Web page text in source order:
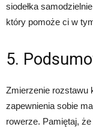
siodełka
który pomoże ci w
5.
Zmierzenie rozstawu
zapewnienia sobie
rowerze. Pamiętaj,